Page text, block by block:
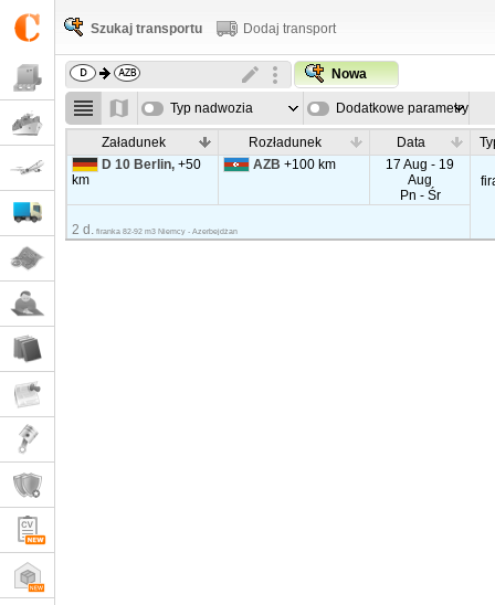
Szukaj transportu Dodaj transport
Nowa
Typ nadwozia Dodatkowe parametry
Załadunek Rozładunek Data
D 10 Berlin,+50
km
AZB+100 km
17 Aug - 19
Aug
Pn - Śr
2 d. firanka 82-92 m3 Niemcy - Azerbejdżan